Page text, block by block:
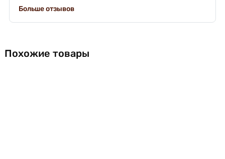
Больше отзывов
Похожие товары